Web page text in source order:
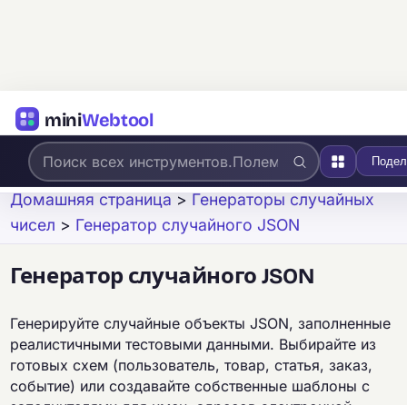
miniWebtool
Домашняя страница > Генераторы случайных
чисел > Генератор случайного JSON
Генератор случайного JSON
Генерируйте случайные объекты JSON, заполненные
реалистичными тестовыми данными. Выбирайте из
готовых схем (пользователь, товар, статья, заказ,
событие) или создавайте собственные шаблоны с